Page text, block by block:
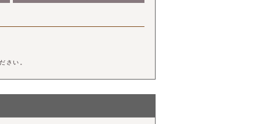
さい。